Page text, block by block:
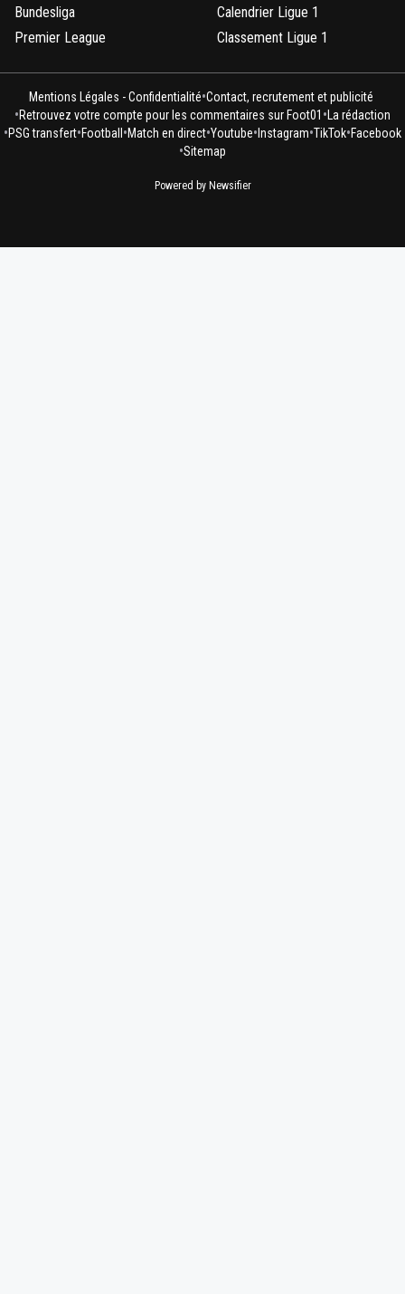
Bundesliga
Premier League
Calendrier Ligue 1
Classement Ligue 1
Mentions Légales - Confidentialité•Contact, recrutement et publicité
•Retrouvez votre compte pour les commentaires sur Foot01 • La rédaction
•PSG transfert•Football •Match en direct•Youtube• Instagram•TikTok•Facebook
•Sitemap
Powered by Newsifier